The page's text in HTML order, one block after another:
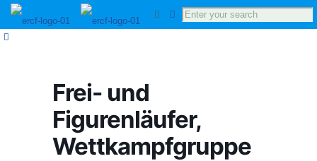
Frei- und
Figurenläufer,
Wettkampfgruppe